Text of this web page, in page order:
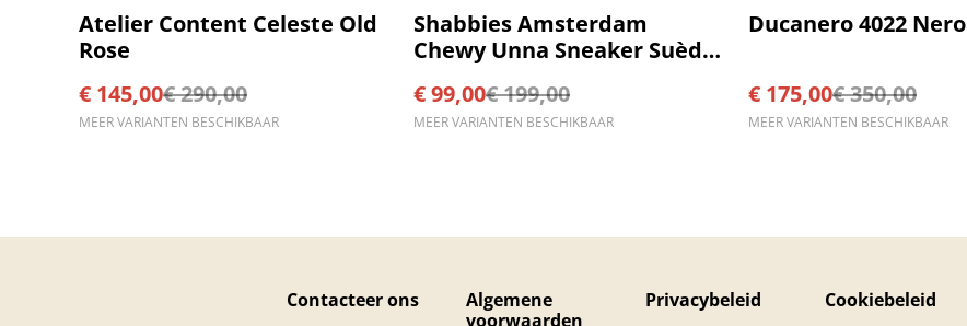
%
Atelier Content Celeste Old
Rose
€ 145,00€ 290,00
MEER VARIANTEN BESCHIKBAAR
%
Shabbies Amsterdam
Chewy Unna Sneaker Suède
€ 99,00€ 199,00
MEER VARIANTEN BESCHIKBAAR
%
Ducanero 4022 Nero
€ 175,00€ 350,00
MEER VARIANTEN BESCHIKBAAR
Contacteer ons
Algemene
voorwaarden
Privacybeleid Cookiebeleid